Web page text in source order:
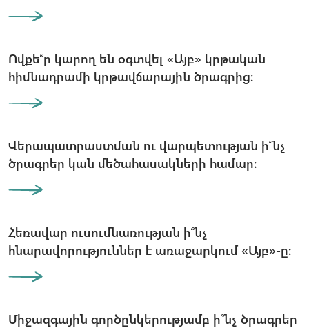
Ովքե՞ր կարող են օգտվել «Այբ» կրթական
հիմնադրամի կրթավճարային ծրագրից։
Վերապատրաստման ու վարպետության ի՞նչ
ծրագրեր կան մեծահասակների համար։
Հեռավար ուսումնառության ի՞նչ
հնարավորություններ է առաջարկում «Այբ»-ը։
Միջազգային գործընկերությամբ ի՞նչ ծրագրեր